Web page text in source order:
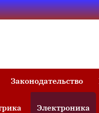
Законодательство
Электроника